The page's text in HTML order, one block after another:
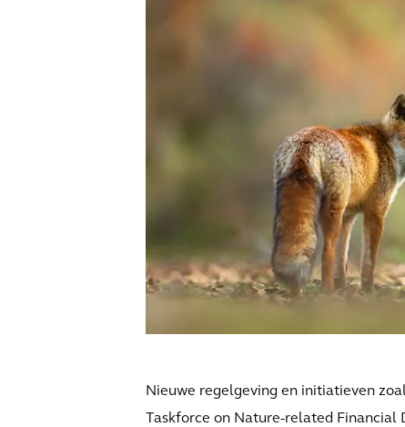
Nieuwe regelgeving en initiatieven
Taskforce on Nature-related